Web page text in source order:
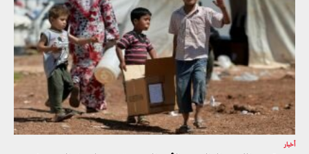
أخبار